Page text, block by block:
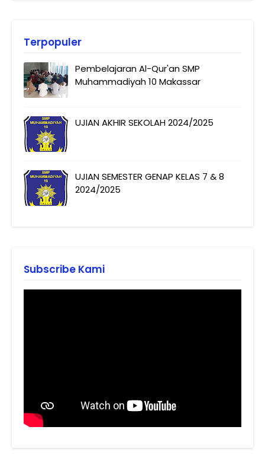
Terpopuler
Pembelajaran Al-Qur'an SMP
Muhammadiyah 10 Makassar
UJIAN AKHIR SEKOLAH 2024/2025
UJIAN SEMESTER GENAP KELAS 7 & 8
2024/2025
Subscribe Kami